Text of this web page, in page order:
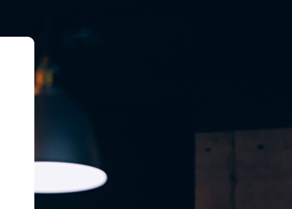
桃園iPhone電池更換｜支援